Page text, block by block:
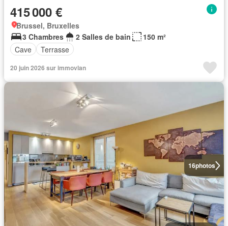
415 000 €
Brussel, Bruxelles
3 Chambres
2 Salles de bain
150 m²
Cave
Terrasse
20 juin 2026 sur immovlan
16photos